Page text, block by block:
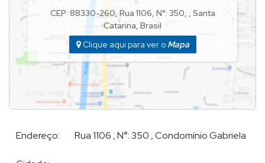
EXPERTISE DE DEMIAN ?
Demian Scussel Malburg, com formação em Psicologia e em
Marketing, com vasta experiência no setor de Construção Civil,
atuando no ramo imobiliário em Balneário Camboriu e região,
desde 2009, em construtoras renomadas e a frente do
investidores, imobiliárias e corretores da cidade, e hoje pode
Ver mais...
CEP: 88330-260, Rua 1106, N°: 350, , Santa
Catarina, Brasil
Clique aqui para ver o Mapa
Endereço: Rua 1106 ,N°:350 ,Condomínio Gabriela